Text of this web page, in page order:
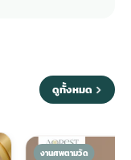
ดูทั้งหมด
งานศพตามวัด